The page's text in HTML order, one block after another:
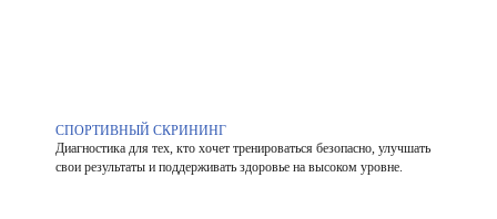
СПОРТИВНЫЙ СКРИНИНГ
Диагностика для тех, кто хочет тренироваться безопасно, улучшать
свои результаты и поддерживать здоровье на высоком уровне.